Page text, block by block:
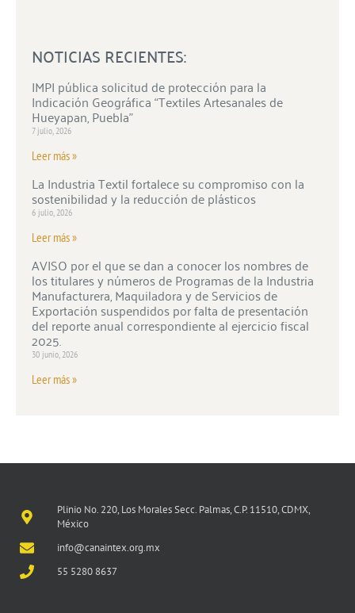
NOTICIAS RECIENTES:
IMPI pública solicitud de protección para la
Indicación Geográfica “Textiles Artesanales de
Hueyapan, Puebla”
7 julio, 2026
Leer más »
La Industria Textil fortalece su compromiso con la
sostenibilidad y la reducción de plásticos
6 julio, 2026
Leer más »
AVISO por el que se dan a conocer los nombres de
los titulares y números de Programas de la Industria
Manufacturera, Maquiladora y de Servicios de
Exportación suspendidos por falta de presentación
del reporte anual correspondiente al ejercicio fiscal
2025.
30 junio, 2026
Leer más »
Plinio No. 220, Los Morales Secc. Palmas, C.P. 11510, CDMX,
México
info@canaintex.org.mx
55 5280 8637